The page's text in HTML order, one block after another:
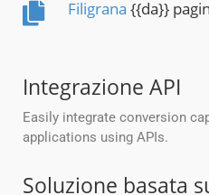
Filigrana {{da}}
Integrazione API
Easily integrate conversion
applications using APIs.
Soluzione basata